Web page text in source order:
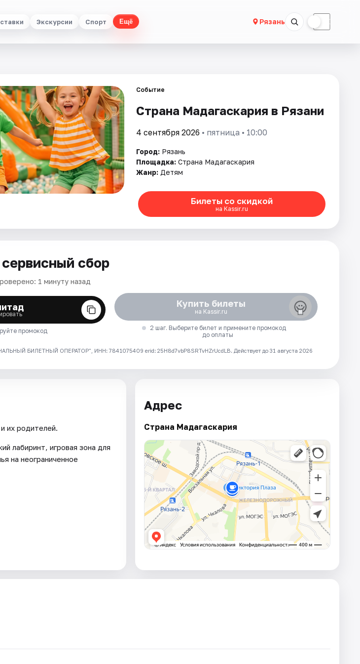
Экскурсии Спорт Ещё Рязань ☾
Событие
Страна Мадагаскария в Рязани
4 сентября 2026 • пятница • 10:00
Город: Рязань
Площадка: Страна Мадагаскария
Жанр: Детям
Билеты со скидкой
на Kassir.ru
сбор
1 минуту назад
промокод
Купить билеты
на Kassir.ru
2 шаг. Выберите билет и примените промокод
до оплаты
БИЛЕТНЫЙ ОПЕРАТОР", ИНН: 7841075409 erid: 25H8d7vbP8SRTvHZrUcdLB. Действует до 31 августа 2026
их родителей.
лабиринт, игровая зона для
на неограниченное
Адрес
Страна Мадагаскария